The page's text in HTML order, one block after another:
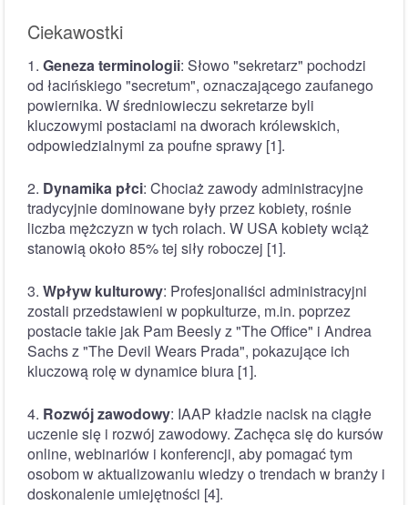
Ciekawostki
1. Geneza terminologii: Słowo "sekretarz" pochodzi
od łacińskiego "secretum", oznaczającego zaufanego
powiernika. W średniowieczu sekretarze byli
kluczowymi postaciami na dworach królewskich,
odpowiedzialnymi za poufne sprawy [1].
2. Dynamika płci: Chociaż zawody administracyjne
tradycyjnie dominowane były przez kobiety, rośnie
liczba mężczyzn w tych rolach. W USA kobiety wciąż
stanowią około 85% tej siły roboczej [1].
3. Wpływ kulturowy: Profesjonaliści administracyjni
zostali przedstawieni w popkulturze, m.in. poprzez
postacie takie jak Pam Beesly z "The Office" i Andrea
Sachs z "The Devil Wears Prada", pokazujące ich
kluczową rolę w dynamice biura [1].
4. Rozwój zawodowy: IAAP kładzie nacisk na ciągłe
uczenie się i rozwój zawodowy. Zachęca się do kursów
online, webinariów i konferencji, aby pomagać tym
osobom w aktualizowaniu wiedzy o trendach w branży i
doskonalenie umiejętności [4].